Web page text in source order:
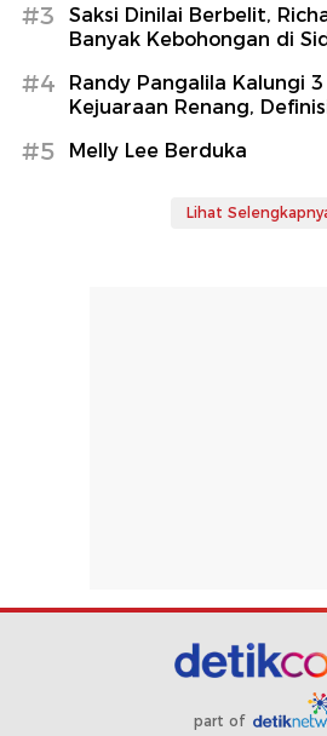
#3
Saksi Dinilai Berbelit,
Banyak Kebohongan di
#4
Randy Pangalila Kalungi
Kejuaraan Renang,
#5 Melly Lee Berduka
Lihat
part of